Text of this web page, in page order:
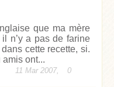
que ma mère
il n’y a pas de farine
cette recette, si.
ont...
11 Mar 2007, 0